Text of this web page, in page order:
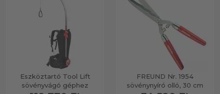
Eszköztartó Tool Lift
sövényvágó géphez
FREUND Nr. 1954
sövénynyíró olló, 30 cm